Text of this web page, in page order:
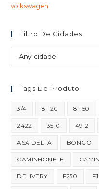
volkswagen
Filtro De Cidades
Tags De Produto
3/4 8-120 8-150
2422 3510 4912
ASA DELTA BONGO
CAMINHONETE
DELIVERY F250